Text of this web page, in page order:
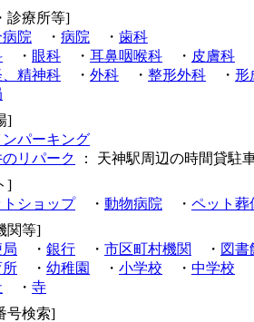
診療所等]
院 ・ 病院 ・ 歯科
・ 眼科 ・ 耳鼻咽喉科 ・ 皮膚科
精神科 ・ 外科 ・ 整形外科 ・ 形
]
ンパーキング
リパーク
： 天神駅周辺の時間貸駐
]
ショップ・ 動物病院 ・ ペット葬
関等]
・ 銀行 ・ 市区町村機関 ・ 図書
所 ・ 幼稚園 ・ 小学校 ・ 中学校
・ 寺
号検索]